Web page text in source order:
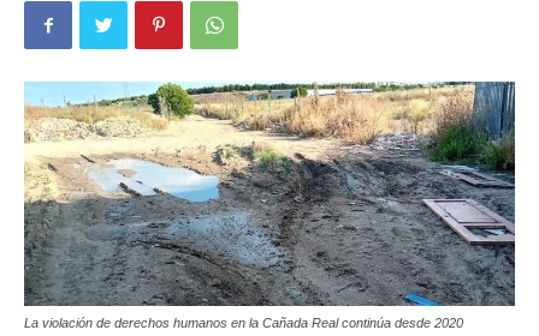
La violación de derechos humanos en la Cañada Real continúa desde 2020